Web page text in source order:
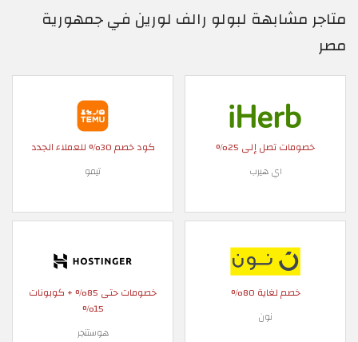
متاجر مشابهة لبولو رالف لورين في جمهورية
مصر
خصومات تصل إلى 25%
اي هيرب
كود خصم 30% للعملاء الجدد
تيمو
خصم لغاية 80%
نون
خصومات حتى 85% + كوبونات
15%
هوستنجر